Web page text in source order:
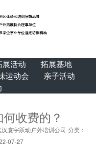
展活动
拓展基地
运动会
亲子活动
收费的？
寰宇跃动户外培训公司 分类：
07-27